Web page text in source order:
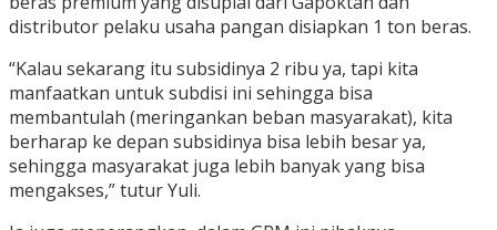
distributor pelaku usaha pangan disiapkan 1 ton beras.
“Kalau sekarang itu subsidinya 2 ribu ya, tapi kita
manfaatkan untuk subdisi ini sehingga bisa
membantulah (meringankan beban masyarakat), kita
berharap ke depan subsidinya bisa lebih besar ya,
sehingga masyarakat juga lebih banyak yang bisa
mengakses,” tutur Yuli.